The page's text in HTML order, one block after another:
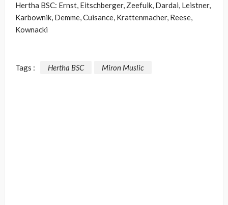
Hertha BSC: Ernst, Eitschberger, Zeefuik, Dardai, Leistner,
Karbownik, Demme, Cuisance, Krattenmacher, Reese,
Kownacki
Tags : Hertha BSC Miron Muslic